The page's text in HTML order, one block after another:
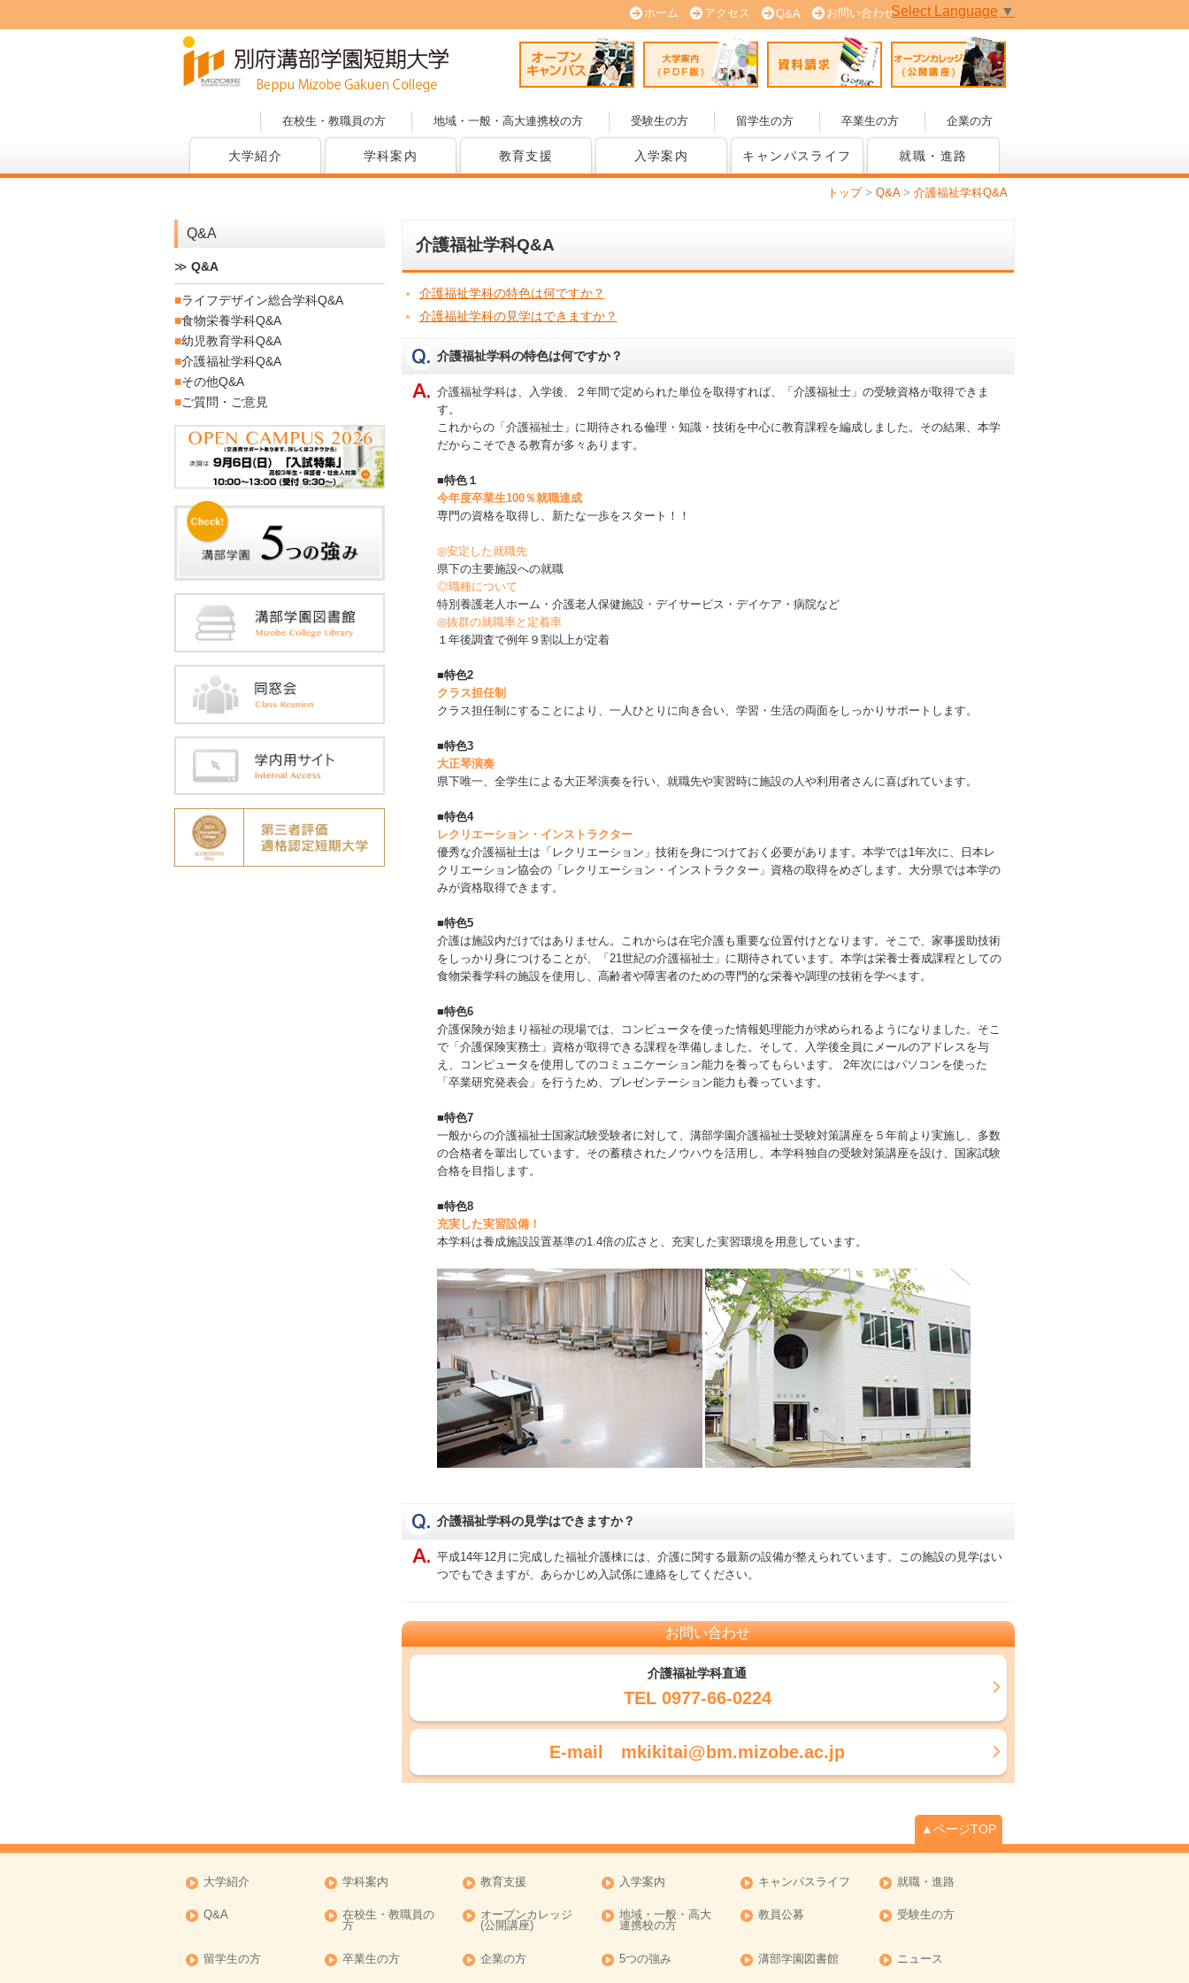
ホーム アクセス Q&A お問い合わせ
オープンキャンパス 大学案内 (PDF版) 資料請求
在校生・教職員の方 地域・一般・高大連携校の方 受験生の方 留学生の方 卒業生の方 企業の方
大学紹介 学科案内 教育支援 入学案内 キャンパスライフ 就職・進路
Select Language ▼
トップ > Q&A > 介護福祉学科Q&A
介護福祉学科Q&A
介護福祉学科の特色は何ですか？
介護福祉学科の見学はできますか？
介護福祉学科の特色は何ですか？
介護福祉学科は、入学後、２年間で定められた単位を取得すれば、「介護福祉士」の受験資格が取得できま
す。
これからの「介護福祉士」に期待される倫理・知識・技術を中心に教育課程を編成しました。その結果、本学
だからこそできる教育が多々あります。
■特色１
今年度卒業生100％就職達成
専門の資格を取得し、新たな一歩をスタート！！
◎安定した就職先
県下の主要施設への就職
◎職種について
特別養護老人ホーム・介護老人保健施設・デイサービス・デイケア・病院など
◎抜群の就職率と定着率
１年後調査で例年９割以上が定着
■特色2
クラス担任制
クラス担任制にすることにより、一人ひとりに向き合い、学習・生活の両面をしっかりサポートします。
■特色3
大正琴演奏
県下唯一、全学生による大正琴演奏を行い、就職先や実習時に施設の人や利用者さんに喜ばれています。
■特色4
レクリエーション・インストラクター
優秀な介護福祉士は「レクリエーション」技術を身につけておく必要があります。本学では1年次に、日本レ
クリエーション協会の「レクリエーション・インストラクター」資格の取得をめざします。大分県では本学の
みが資格取得できます。
■特色5
介護は施設内だけではありません。これからは在宅介護も重要な位置付けとなります。そこで、家事援助技術
をしっかり身につけることが、「21世紀の介護福祉士」に期待されています。本学は栄養士養成課程としての
食物栄養学科の施設を使用し、高齢者や障害者のための専門的な栄養や調理の技術を学べます。
■特色6
介護保険が始まり福祉の現場では、コンピュータを使った情報処理能力が求められるようになりました。そこ
で「介護保険実務士」資格が取得できる課程を準備しました。そして、入学後全員にメールのアドレスを与
え、コンピュータを使用してのコミュニケーション能力を養ってもらいます。 2年次にはパソコンを使った
「卒業研究発表会」を行うため、プレゼンテーション能力も養っています。
■特色7
一般からの介護福祉士国家試験受験者に対して、溝部学園介護福祉士受験対策講座を５年前より実施し、多数
の合格者を輩出しています。その蓄積されたノウハウを活用し、本学科独自の受験対策講座を設け、国家試験
合格を目指します。
■特色8
充実した実習設備！
本学科は養成施設設置基準の1.4倍の広さと、充実した実習環境を用意しています。
介護福祉学科の見学はできますか？
平成14年12月に完成した福祉介護棟には、介護に関する最新の設備が整えられています。この施設の見学はい
つでもできますが、あらかじめ入試係に連絡をしてください。
お問い合わせ
介護福祉学科直通
TEL 0977-66-0224
E-mail mkikitai@bm.mizobe.ac.jp
Q&A
≫ Q&A
■ライフデザイン総合学科Q&A
■食物栄養学科Q&A
■幼児教育学科Q&A
■介護福祉学科Q&A
■その他Q&A
■ご質問・ご意見
▲ページTOP
大学紹介 学科案内 教育支援 入学案内 キャンパスライフ 就職・進路
Q&A
在校生・教職員の
方
オープンカレッジ
(公開講座)
地域・一般・高大
連携校の方
教員公募 受験生の方
留学生の方 卒業生の方 企業の方 5つの強み 溝部学園図書館 ニュース